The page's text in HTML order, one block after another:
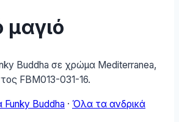
μαγιό
Buddha σε χρώμα Mediterranea,
FBM013-031-16.
Funky Buddha · Όλα τα ανδρικά